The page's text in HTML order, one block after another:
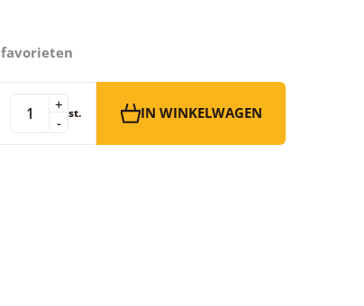
favorieten
-
+ st. IN WINKELWAGEN